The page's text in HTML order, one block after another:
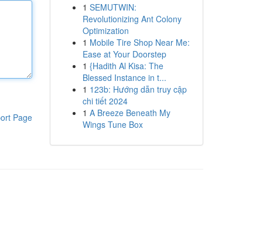
Page
1 SEMUTWIN:
Revolutionizing Ant Colony
Optimization
1 Mobile Tire Shop Near Me:
Ease at Your Doorstep
1 {Hadith Al Kisa: The
Blessed Instance in t...
1 123b: Hướng dẫn truy cập
chi tiết 2024
1 A Breeze Beneath My
Wings Tune Box